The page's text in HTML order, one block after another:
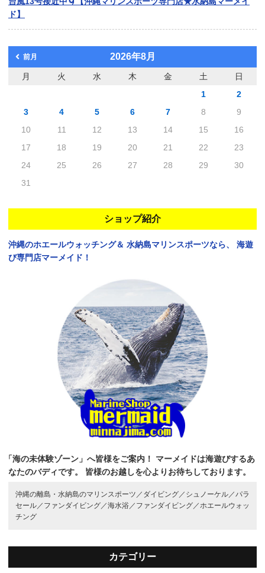
ド】
前月 2026年8月
月 火 水 木 金 土
日
1
2
3
4 5 6 7 8
9
10
11 12 13 14 15
16
17
18 19 20 21 22
23
24
25 26 27 28 29
30
31
ショップ紹介
沖縄のホエールウォッチング＆ 水納島マリンスポーツなら、
海遊
び専門店マーメイド！
「海の未体験ゾーン」へ皆様をご案内！
マーメイドは海遊びするあ
なたのバディです。
皆様のお越しを心よりお待ちしております。
沖縄の離島・水納島のマリンスポーツ／ ダイビング／ シュノーケル／パラ
セール／ ファンダイビング／海水浴／ ファンダイビング／ホエールウォッ
チング
カテゴリー